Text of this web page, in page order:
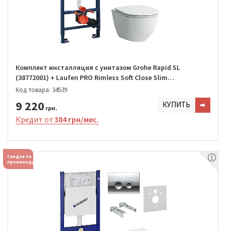
Комплект инсталляция с унитазом Grohe Rapid SL
(38772001) + Laufen PRO Rimless Soft Close Slim
(H8669570000001)
Код товара: 34539
9 220 грн. КУПИТЬ
Кредит от384 грн/мес.
Скидка по
промокоду